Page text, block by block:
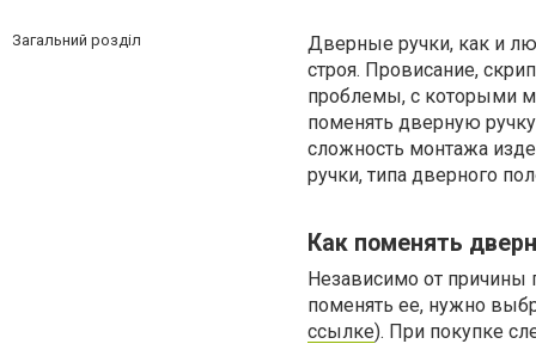
Загальний розділ
Дверные ручки, как и
строя. Провисание,
проблемы, с которыми
поменять дверную ручку
сложность монтажа
ручки, типа дверного
Как поменять
Независимо от причины
поменять ее, нужно
ссылке). При покупке